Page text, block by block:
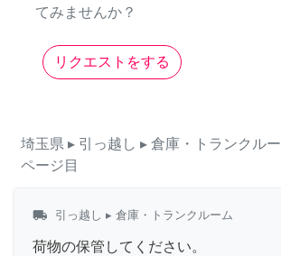
てみませんか？
リクエストをする
埼玉県 ▸ 引っ越し ▸ 倉庫・トランクル
ページ目
local_shipping 引っ越し ▸ 倉庫・トランクルーム
荷物の保管してください。